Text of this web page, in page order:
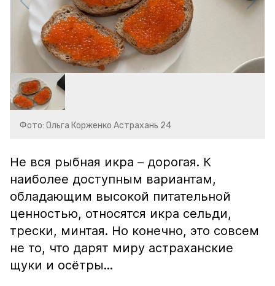
Фото: Ольга Корженко Астрахань 24
Не вся рыбная икра – дорогая. К
наиболее доступным вариантам,
обладающим высокой питательной
ценностью, относятся икра сельди,
трески, минтая. Но конечно, это совсем
не то, что дарят миру астраханские
щуки и осётры...